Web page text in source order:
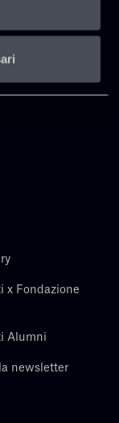
x Fondazione
Alumni
newsletter